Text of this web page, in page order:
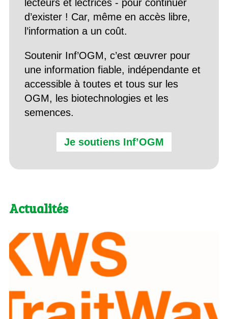
lecteurs et lectrices - pour continuer
d’exister ! Car, même en accès libre,
l’information a un coût.
Soutenir Inf’OGM, c’est œuvrer pour
une information fiable, indépendante et
accessible à toutes et tous sur les
OGM, les biotechnologies et les
semences.
Je soutiens Inf’OGM
Actualités